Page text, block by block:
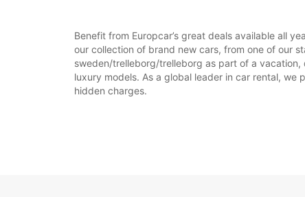
Benefit from Europcar’s great deals available all
our collection of brand new cars, from one of our
sweden/trelleborg/trelleborg as part of a
luxury models. As a global leader in car rental,
hidden charges.